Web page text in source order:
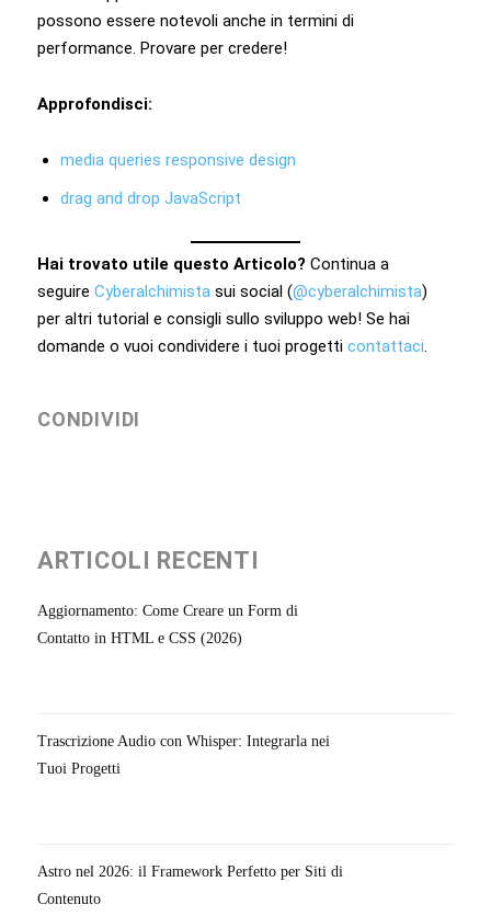
possono essere notevoli anche in termini di
performance. Provare per credere!
Approfondisci:
media queries responsive design
drag and drop JavaScript
Hai trovato utile questo Articolo? Continua a
seguire Cyberalchimista sui social (@cyberalchimista)
per altri tutorial e consigli sullo sviluppo web! Se hai
domande o vuoi condividere i tuoi progetti contattaci.
CONDIVIDI
ARTICOLI RECENTI
Aggiornamento: Come Creare un Form di
Contatto in HTML e CSS (2026)
Trascrizione Audio con Whisper: Integrarla nei
Tuoi Progetti
Astro nel 2026: il Framework Perfetto per Siti di
Contenuto